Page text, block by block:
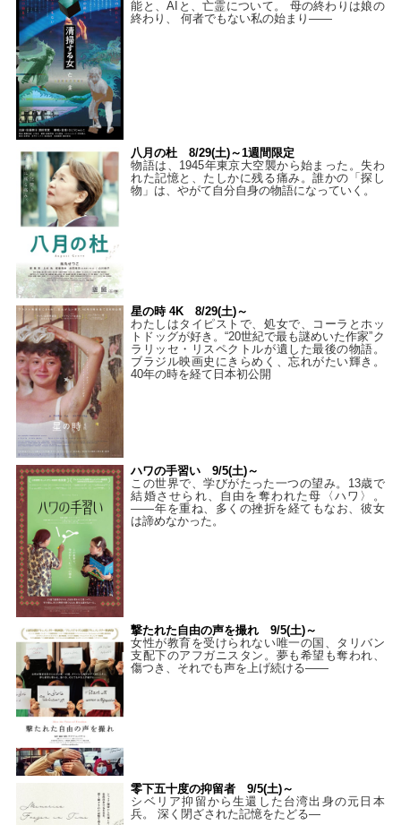
能と、AIと、亡霊について。 母の終わりは娘の
終わり、 何者でもない私の始まり――
八月の杜 8/29(土)～1週間限定
物語は、1945年東京大空襲から始まった。失わ
れた記憶と、たしかに残る痛み。誰かの「探し
物」は、やがて自分自身の物語になっていく。
星の時 4K 8/29(土)～
わたしはタイピストで、処⼥で、コーラとホッ
トドッグが好き。“20世紀で最も謎めいた作家”ク
ラリッセ・リスペクトルが遺した最後の物語。
ブラジル映画史にきらめく、忘れがたい輝き。
40年の時を経て⽇本初公開
ハワの手習い 9/5(土)～
この世界で、学びがたった一つの望み。13歳で
結婚させられ、自由を奪われた母〈ハワ〉。
——年を重ね、多くの挫折を経てもなお、彼女
は諦めなかった。
撃たれた自由の声を撮れ 9/5(土)～
女性が教育を受けられない唯一の国、タリバン
支配下のアフガニスタン。夢も希望も奪われ、
傷つき、それでも声を上げ続ける——
零下五十度の抑留者 9/5(土)～
シベリア抑留から生還した台湾出身の元日本
兵。 深く閉ざされた記憶をたどる—